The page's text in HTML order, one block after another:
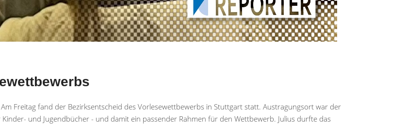
Freitag fand der Bezirksentscheid des Vorlesewettbewerbs in Stuttgart statt. Austragungsort war der
und Jugendbücher - und damit ein passender Rahmen für den Wettbewerb. Julius durfte das